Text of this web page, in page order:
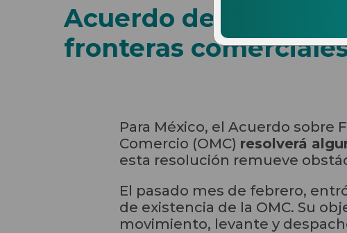
Acuerdo de la OMC
fronteras
Para México, el Acuerdo sobre
Comercio (OMC) resolverá
esta resolución remueve
El pasado mes de febrero,
de existencia de la OMC. Su
movimiento, levante y